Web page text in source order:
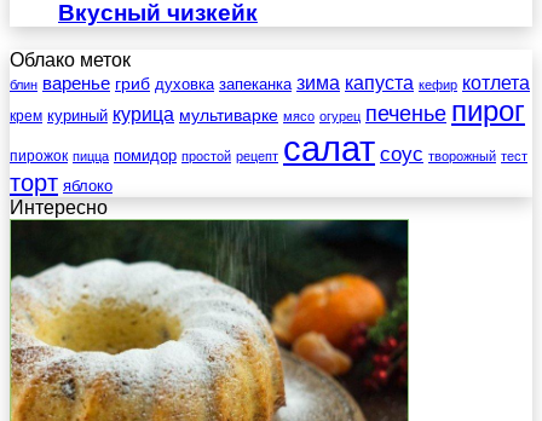
Вкусный чизкейк
Облако меток
блин варенье гриб духовка запеканка зима капуста кефир котлета
крем куриный курица мультиварке мясо огурец печенье пирог
пирожок пицца помидор простой рецепт салат соус творожный тест
торт яблоко
Интересно